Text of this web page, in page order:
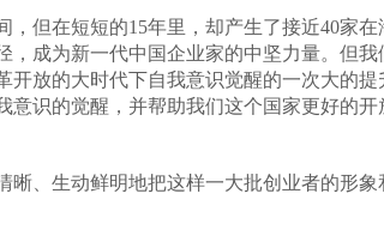
但在短短的15年里，却产生了接近40家
成为新一代中国企业家的中坚力量。但
放的大时代下自我意识觉醒的一次大的
识的觉醒，并帮助我们这个国家更好的
、生动鲜明地把这样一大批创业者的形象